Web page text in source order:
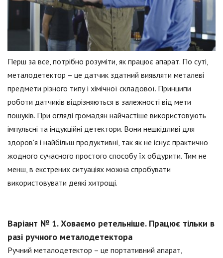
Перш за все, потрібно розуміти, як працює апарат. По суті,
металодетектор – це датчик здатний виявляти металеві
предмети різного типу і хімічної складової. Принципи
роботи датчиків відрізняються в залежності від мети
пошуків. При огляді громадян найчастіше використовують
імпульсні та індукційні детектори. Вони нешкідливі для
здоров'я і найбільш продуктивні, так як не існує практично
жодного сучасного простого способу їх обдурити. Тим не
менш, в екстрених ситуаціях можна спробувати
використовувати деякі хитрощі.
Варіант № 1. Ховаємо ретельніше. Працює тільки в
разі ручного металодетектора
Ручний металодетектор – це портативний апарат,